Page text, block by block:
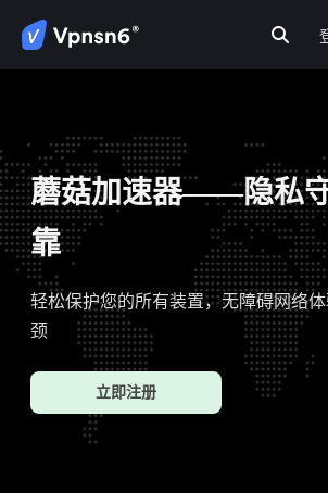
首页
虚拟私人网路
隐私保护
服务介绍
蘑菇加速器——隐私
靠
轻松保护您的所有装置，无障碍网络
颈
立即注册